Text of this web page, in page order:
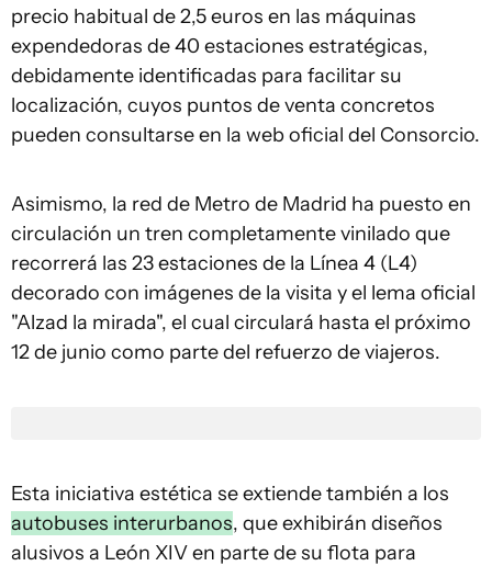
precio habitual de 2,5 euros en las máquinas
expendedoras de 40 estaciones estratégicas,
debidamente identificadas para facilitar su
localización, cuyos puntos de venta concretos
pueden consultarse en la web oficial del Consorcio.
Asimismo, la red de Metro de Madrid ha puesto en
circulación un tren completamente vinilado que
recorrerá las 23 estaciones de la Línea 4 (L4)
decorado con imágenes de la visita y el lema oficial
"Alzad la mirada", el cual circulará hasta el próximo
12 de junio como parte del refuerzo de viajeros.
Esta iniciativa estética se extiende también a los
autobuses interurbanos, que exhibirán diseños
alusivos a León XIV en parte de su flota para